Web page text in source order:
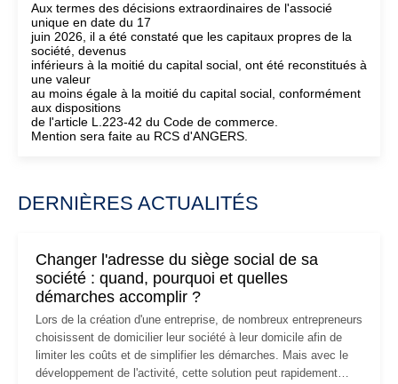
Aux termes des décisions extraordinaires de l'associé
unique en date du 17
juin 2026, il a été constaté que les capitaux propres de la
société, devenus
inférieurs à la moitié du capital social, ont été reconstitués à
une valeur
au moins égale à la moitié du capital social, conformément
aux dispositions
de l'article L.223-42 du Code de commerce.
Mention sera faite au RCS d'ANGERS.
DERNIÈRES ACTUALITÉS
Changer l'adresse du siège social de sa
société : quand, pourquoi et quelles
démarches accomplir ?
Lors de la création d'une entreprise, de nombreux entrepreneurs
choisissent de domicilier leur société à leur domicile afin de
limiter les coûts et de simplifier les démarches. Mais avec le
développement de l'activité, cette solution peut rapidement